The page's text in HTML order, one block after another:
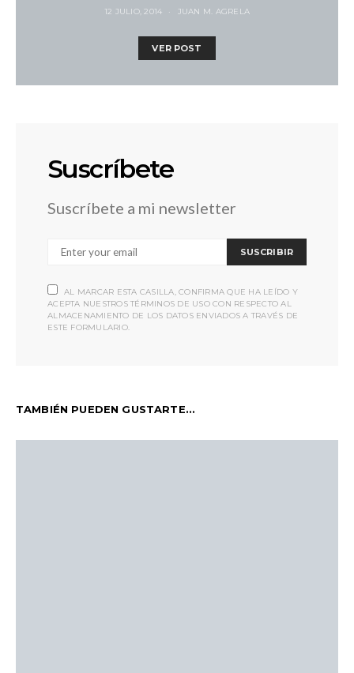
12 JULIO, 2014 JUAN M. AGRELA
VER POST
Suscríbete
Suscríbete a mi newsletter
SUSCRIBIR
AL MARCAR ESTA CASILLA, CONFIRMA QUE HA LEÍDO Y
ACEPTA NUESTROS TÉRMINOS DE USO CON RESPECTO AL
ALMACENAMIENTO DE LOS DATOS ENVIADOS A TRAVÉS DE
ESTE FORMULARIO.
TAMBIÉN PUEDEN GUSTARTE...